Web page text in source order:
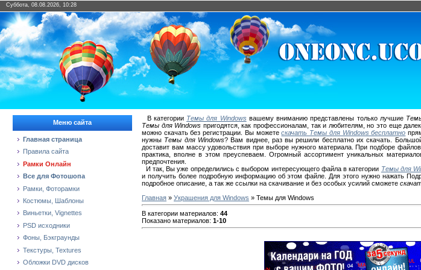
Суббота, 08.08.2026, 10:28
Меню сайта
Главная страница
Правила сайта
Рамки Онлайн
Все для Фотошопа
Рамки, Фоторамки
Костюмы, Шаблоны
Виньетки, Vignettes
PSD исходники
Фоны, Бэкграунды
Текстуры, Textures
Обложки DVD дисков
В категории Темы для Windowsвашему вниманию представлены только лучшие
Темы для Windows пригодятся, как профессионалам, так и любителям, но это еще
можно скачать без регистрации. Вы можетескачать Темы для Windows бесплатно
нужны Темы для Windows? Вам виднее, раз вы решили бесплатно их скачать.
доставит вам массу удовольствия при выборе нужного материала. При подборе
практика, вполне в этом преуспеваем. Огромный ассортимент уникальных
предпочтения.
И так, Вы уже определились с выбором интересующего файла в категории Темы для
и получить более подробную информацию об этом файле. Для этого нужно нажать
подробное описание, а так же ссылки на скачивание и без особых усилий сможете
Главная » Украшения для Windows » Темы для Windows
В категории материалов: 44
Показано материалов: 1-10